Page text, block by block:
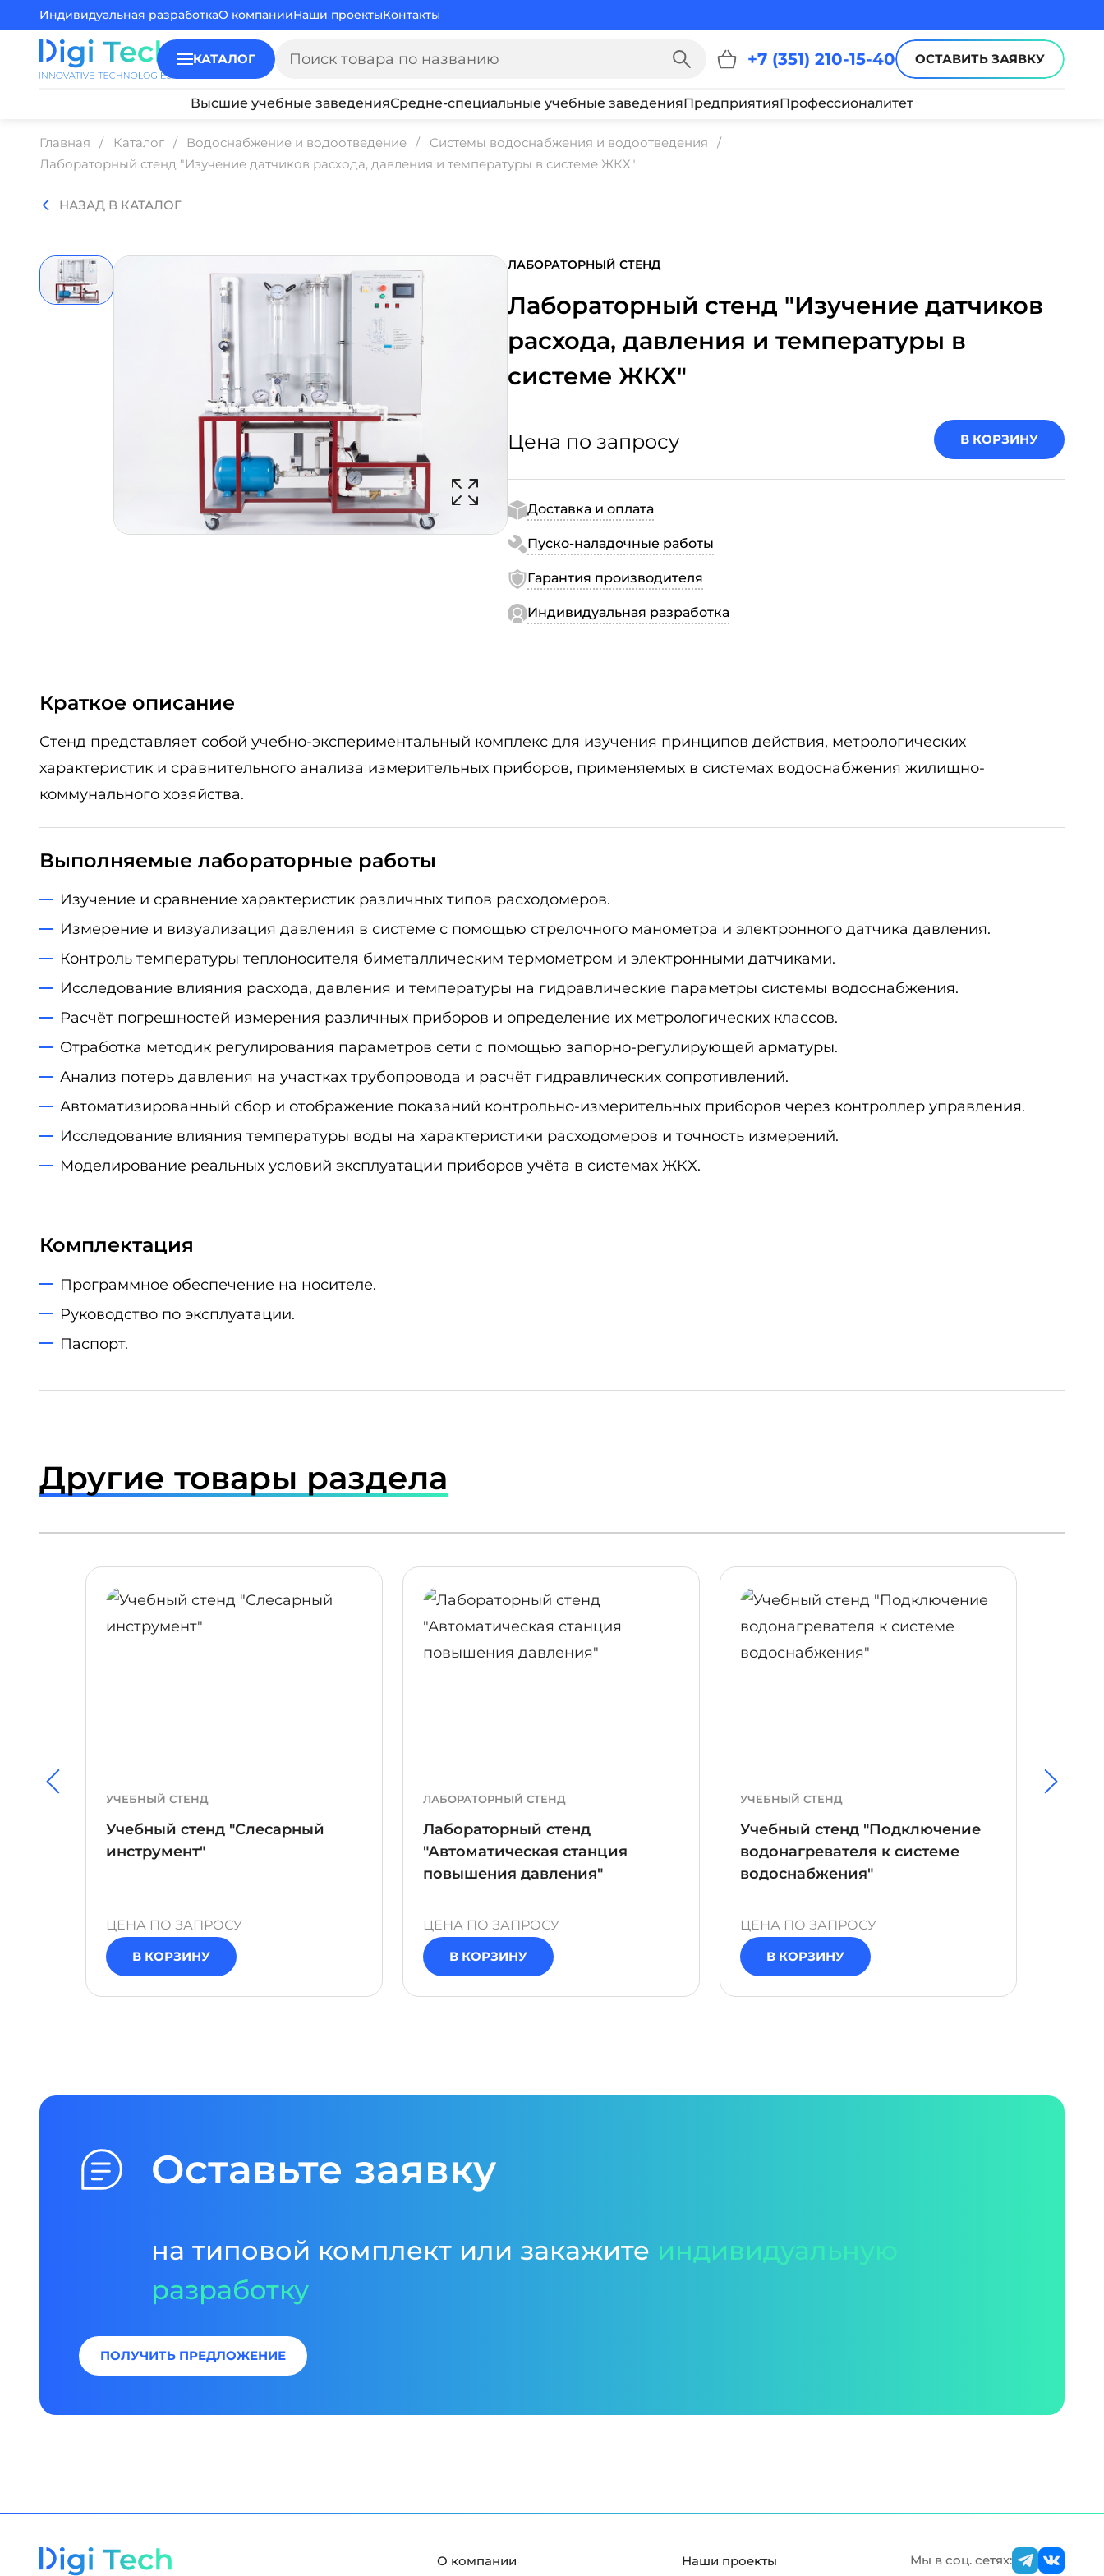
Индивидуальная разработкаО компанииНаши проектыКонтакты
КАТАЛОГ +7 (351) 210-15-40 ОСТАВИТЬ ЗАЯВКУ
Высшие учебные заведенияСредне-специальные учебные заведенияПредприятияПрофессионалитет
Главная Каталог Водоснабжение и водоотведение
Системы водоснабжения и водоотведения
Лабораторный стенд "Изучение датчиков расхода, давления и температуры в системе ЖКХ"
НАЗАД В КАТАЛОГ
ЛАБОРАТОРНЫЙ СТЕНД
Лабораторный стенд "Изучение датчиков
расхода, давления и температуры в
системе ЖКХ"
Цена по запросу В КОРЗИНУ
Доставка и оплата
Пуско-наладочные работы
Гарантия производителя
Индивидуальная разработка
Краткое описание
Стенд представляет собой учебно-экспериментальный комплекс для изучения принципов действия, метрологических
характеристик и сравнительного анализа измерительных приборов, применяемых в системах водоснабжения жилищно-
коммунального хозяйства.
Выполняемые лабораторные работы
Изучение и сравнение характеристик различных типов расходомеров.
Измерение и визуализация давления в системе с помощью стрелочного манометра и электронного датчика давления.
Контроль температуры теплоносителя биметаллическим термометром и электронными датчиками.
Исследование влияния расхода, давления и температуры на гидравлические параметры системы водоснабжения.
Расчёт погрешностей измерения различных приборов и определение их метрологических классов.
Отработка методик регулирования параметров сети с помощью запорно-регулирующей арматуры.
Анализ потерь давления на участках трубопровода и расчёт гидравлических сопротивлений.
Автоматизированный сбор и отображение показаний контрольно-измерительных приборов через контроллер управления.
Исследование влияния температуры воды на характеристики расходомеров и точность измерений.
Моделирование реальных условий эксплуатации приборов учёта в системах ЖКХ.
Комплектация
Программное обеспечение на носителе.
Руководство по эксплуатации.
Паспорт.
Другие товары раздела
УЧЕБНЫЙ СТЕНД
Учебный стенд "Слесарный
инструмент"
ЦЕНА ПО ЗАПРОСУ
В КОРЗИНУ
ПОДРОБНЕЕ
ЛАБОРАТОРНЫЙ СТЕНД
Лабораторный стенд
"Автоматическая станция
повышения давления"
ЦЕНА ПО ЗАПРОСУ
В КОРЗИНУ
ПОДРОБНЕЕ
УЧЕБНЫЙ СТЕНД
Учебный стенд "Подключение
водонагревателя к системе
водоснабжения"
ЦЕНА ПО ЗАПРОСУ
В КОРЗИНУ
ПОДРОБНЕЕ
Оставьте заявку
на типовой комплект или закажите индивидуальную
разработку
ПОЛУЧИТЬ ПРЕДЛОЖЕНИЕ
О компании Наши проекты Мы в соц. сетях: